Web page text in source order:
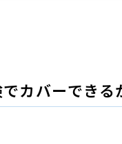
カバーできる